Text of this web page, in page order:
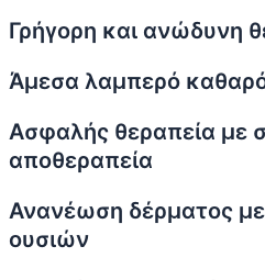
Γρήγορη και ανώδυνη
Άμεσα λαμπερό
Ασφαλής θεραπεία με
αποθεραπεία
Ανανέωση δέρματος
ουσιών